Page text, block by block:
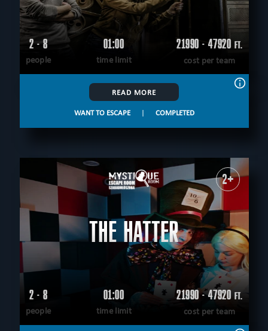
2 - 8
people
01:00
time limit
21990 - 47920 FT.
cost per team
READ MORE
WANT TO ESCAPE | COMPLETED
2+
THE HATTER
2 - 8
people
01:00
time limit
21990 - 47920FT.
cost per team